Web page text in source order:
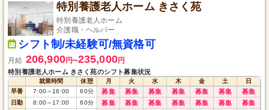
特別養護老人ホーム きさく苑
特別養護老人ホーム
介護職・ヘルパー
シフト制/未経験可/無資格可
月給 206,900円〜235,000円
特別養護老人ホーム きさく苑のシフト募集状況
就業時間 休憩 月 火 水 木 金 土
日
早番
7:00～ 16:00 60分 募集 募集 募集 募集 募集 募集 募集
日勤 8:00～ 17:00 60分 募集 募集 募集 募集 募集 募集 募集